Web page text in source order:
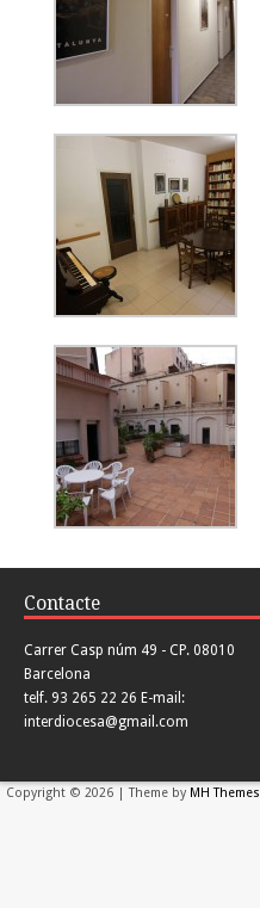
Contacte
Carrer Casp núm 49 - CP. 08010
Barcelona
telf. 93 265 22 26 E-mail:
interdiocesa@gmail.com
Copyright © 2026 | Theme by MH Themes